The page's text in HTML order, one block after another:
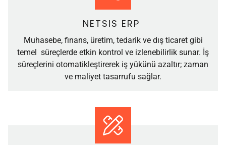
NETSIS ERP
Muhasebe, finans, üretim, tedarik ve dış ticaret gibi
temel süreçlerde etkin kontrol ve izlenebilirlik sunar. İş
süreçlerini otomatikleştirerek iş yükünü azaltır; zaman
ve maliyet tasarrufu sağlar.